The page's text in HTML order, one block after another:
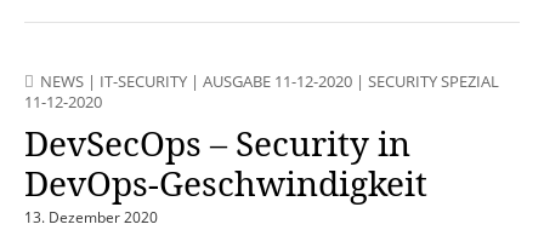
NEWS | IT-SECURITY | AUSGABE 11-12-2020 | SECURITY SPEZIAL
11-12-2020
DevSecOps – Security in
DevOps-Geschwindigkeit
13. Dezember 2020